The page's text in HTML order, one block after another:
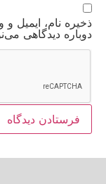
ذخیره نام، ایمیل
دوباره دیدگاهی